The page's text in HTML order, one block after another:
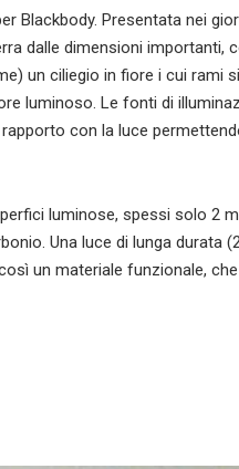
Blackbody. Presentata nei
dalle dimensioni importanti,
un ciliegio in fiore i cui rami
luminoso. Le fonti di
con la luce
luminose, spessi solo 2
Una luce di lunga durata
un materiale funzionale,